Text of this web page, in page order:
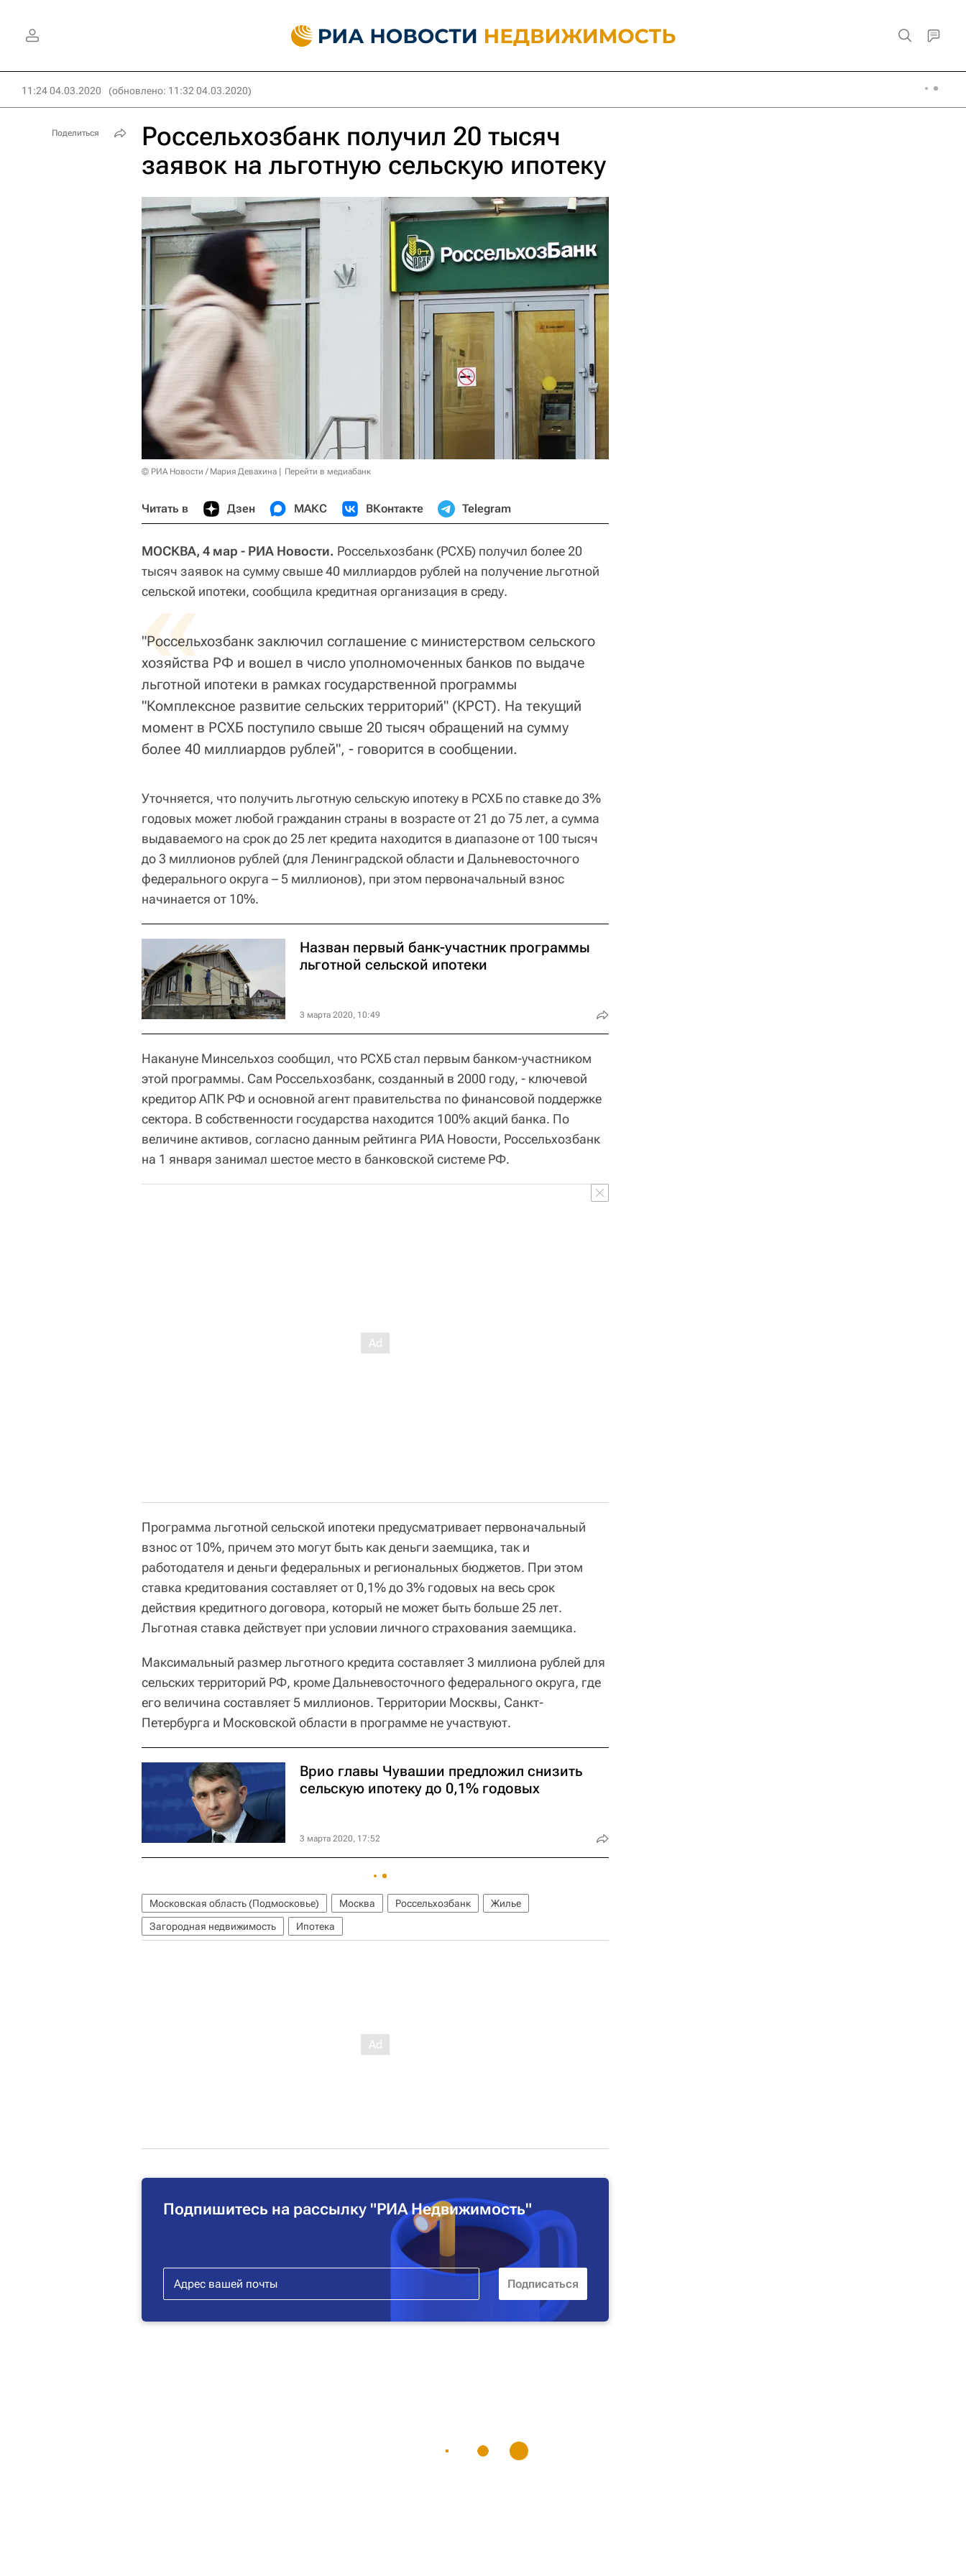
11:24 04.03.2020 (обновлено: 11:32 04.03.2020)
Россельхозбанк получил 20 тысяч
заявок на льготную сельскую ипотеку
© РИА Новости / Мария Девахина Перейти в медиабанк
Читать в Дзен МАКС ВКонтакте Telegram
МОСКВА, 4 мар - РИА Новости. Россельхозбанк (РСХБ) получил более 20
тысяч заявок на сумму свыше 40 миллиардов рублей на получение льготной
сельской ипотеки, сообщила кредитная организация в среду.
«
"Россельхозбанк заключил соглашение с министерством сельского
хозяйства РФ и вошел в число уполномоченных банков по выдаче
льготной ипотеки в рамках государственной программы
"Комплексное развитие сельских территорий" (КРСТ). На текущий
момент в РСХБ поступило свыше 20 тысяч обращений на сумму
более 40 миллиардов рублей", - говорится в сообщении.
Уточняется, что получить льготную сельскую ипотеку в РСХБ по ставке до 3%
годовых может любой гражданин страны в возрасте от 21 до 75 лет, а сумма
выдаваемого на срок до 25 лет кредита находится в диапазоне от 100 тысяч
до 3 миллионов рублей (для Ленинградской области и Дальневосточного
федерального округа – 5 миллионов), при этом первоначальный взнос
начинается от 10%.
Назван первый банк-участник программы
льготной сельской ипотеки
3 марта 2020, 10:49
Накануне Минсельхоз сообщил, что РСХБ стал первым банком-участником
этой программы. Сам Россельхозбанк, созданный в 2000 году, - ключевой
кредитор АПК РФ и основной агент правительства по финансовой поддержке
сектора. В собственности государства находится 100% акций банка. По
величине активов, согласно данным рейтинга РИА Новости, Россельхозбанк
на 1 января занимал шестое место в банковской системе РФ.
Программа льготной сельской ипотеки предусматривает первоначальный
взнос от 10%, причем это могут быть как деньги заемщика, так и
работодателя и деньги федеральных и региональных бюджетов. При этом
ставка кредитования составляет от 0,1% до 3% годовых на весь срок
действия кредитного договора, который не может быть больше 25 лет.
Льготная ставка действует при условии личного страхования заемщика.
Максимальный размер льготного кредита составляет 3 миллиона рублей для
сельских территорий РФ, кроме Дальневосточного федерального округа, где
его величина составляет 5 миллионов. Территории Москвы, Санкт-
Петербурга и Московской области в программе не участвуют.
Врио главы Чувашии предложил снизить
сельскую ипотеку до 0,1% годовых
3 марта 2020, 17:52
Московская область (Подмосковье) Москва Россельхозбанк
Жилье
Загородная недвижимость
Ипотека
Подпишитесь на рассылку "РИА Недвижимость"
Поделиться